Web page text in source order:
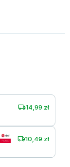
14,99 zł
10,49 zł